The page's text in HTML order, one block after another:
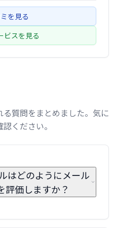
実現できます。リアルタイ
ペーン効果 …
を見る
ビスを見る
質問をまとめました。気に
ください。
はどのようにメール
評価しますか？